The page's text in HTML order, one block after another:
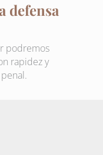
defensa
podremos
rapidez y